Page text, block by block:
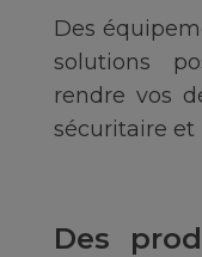
Des
solutions
rendre vos
sécuritaire et
Des